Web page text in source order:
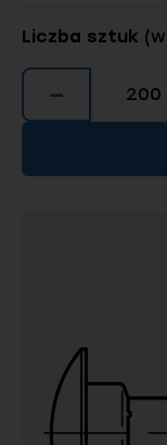
Liczba sztuk
−